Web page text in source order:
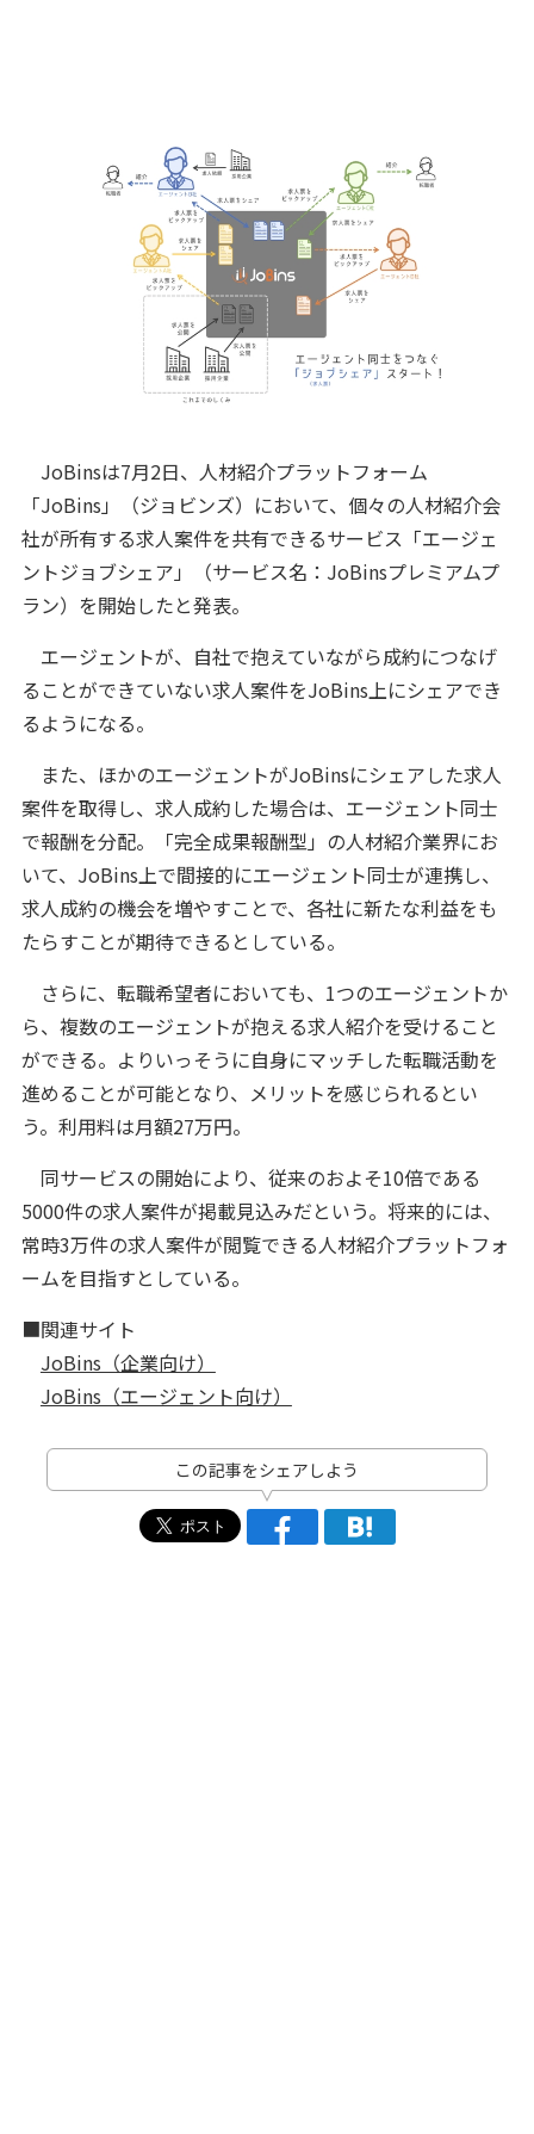
JoBinsは7月2日、人材紹介プラットフォーム
「JoBins」（ジョビンズ）において、個々の人材紹介会
社が所有する求人案件を共有できるサービス「エージェ
ントジョブシェア」（サービス名：JoBinsプレミアムプ
ラン）を開始したと発表。
エージェントが、自社で抱えていながら成約につなげ
ることができていない求人案件をJoBins上にシェアでき
るようになる。
また、ほかのエージェントがJoBinsにシェアした求人
案件を取得し、求人成約した場合は、エージェント同士
で報酬を分配。「完全成果報酬型」の人材紹介業界にお
いて、JoBins上で間接的にエージェント同士が連携し、
求人成約の機会を増やすことで、各社に新たな利益をも
たらすことが期待できるとしている。
さらに、転職希望者においても、1つのエージェントか
ら、複数のエージェントが抱える求人紹介を受けること
ができる。よりいっそうに自身にマッチした転職活動を
進めることが可能となり、メリットを感じられるとい
う。利用料は月額27万円。
同サービスの開始により、従来のおよそ10倍である
5000件の求人案件が掲載見込みだという。将来的には、
常時3万件の求人案件が閲覧できる人材紹介プラットフォ
ームを目指すとしている。
■関連サイト
JoBins（企業向け）
JoBins（エージェント向け）
この記事をシェアしよう